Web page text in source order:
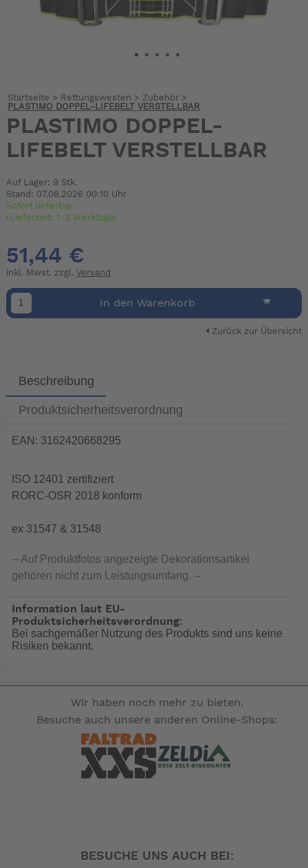
Startseite > Rettungswesten > Zubehör>
PLASTIMO DOPPEL-LIFEBELT VERSTELLBAR
PLASTIMO DOPPEL-
LIFEBELT VERSTELLBAR
Auf Lager: 9 Stk.
Stand: 07.08.2026 00:10 Uhr
Sofort lieferbar
(Lieferzeit: 1-3 Werktage)
51,44 €
inkl. Mwst. zzgl. Versand
In den Warenkorb
Zurück zur Übersicht
Beschreibung
Produktsicherheitsverordnung
EAN: 3162420668295
ISO 12401 zertifiziert
RORC-OSR 2018 konform
ex 31547 & 31548
-- Auf Produktfotos angezeigte Dekorationsartikel
gehören nicht zum Leistungsumfang. --
Information laut EU-
Produktsicherheitsverordnung:
Bei sachgemäßer Nutzung des Produkts sind uns keine
Risiken bekannt.
Wir haben noch mehr zu bieten.
Besuche auch unsere anderen Online-Shops:
BESUCHE UNS AUCH BEI: